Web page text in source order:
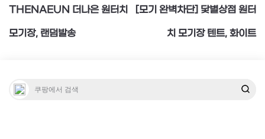
탐
THENAEUN 더나은 원터치
모기장, 랜덤발송
[모기 완벽차단] 닻별상점 원터
치 모기장 텐트, 화이트